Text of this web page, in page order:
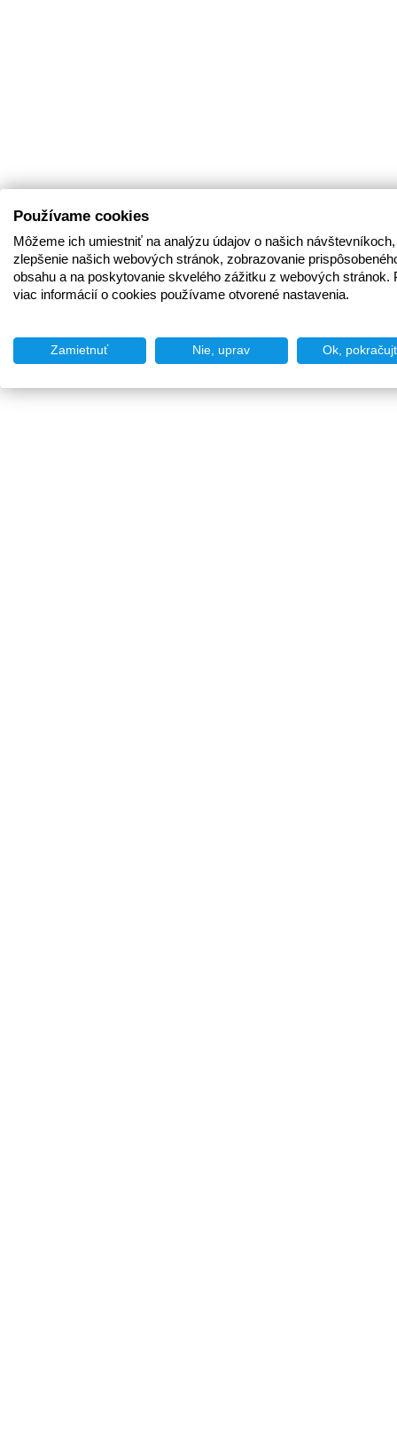
Používame cookies
Môžeme ich umiestniť na analýzu údajov o našich
zlepšenie našich webových stránok, zobrazovanie
obsahu a na poskytovanie skvelého zážitku z webových stránok.
viac informácií o cookies používame otvorené nastavenia.
Zamietnuť Nie, uprav Ok,